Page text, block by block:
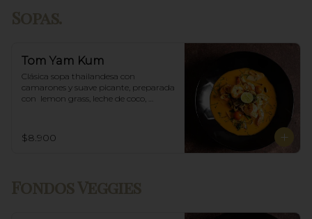
Tom Yam Kum
Clásica sopa thailandesa con
camarones y suave picante, preparada
con  lemon grass, leche de coco,
$8.900